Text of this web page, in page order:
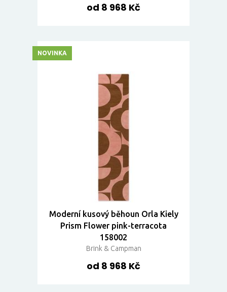
od 8 968 Kč
Moderní kusový běhoun Orla Kiely
Prism Flower pink-terracota
158002
Brink & Campman
od 8 968 Kč
NOVINKA